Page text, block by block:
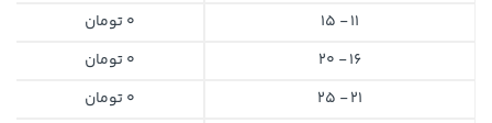
11 - 15
0تومان
16 - 20
0تومان
21 - 25
0تومان